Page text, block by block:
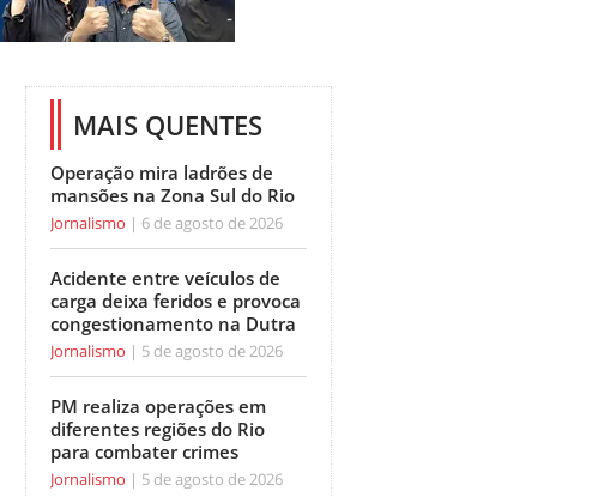
MAIS QUENTES
Operação mira ladrões de
mansões na Zona Sul do Rio
Jornalismo 6 de agosto de 2026
Acidente entre veículos de
carga deixa feridos e provoca
congestionamento na Dutra
Jornalismo 5 de agosto de 2026
PM realiza operações em
diferentes regiões do Rio
para combater crimes
Jornalismo 5 de agosto de 2026